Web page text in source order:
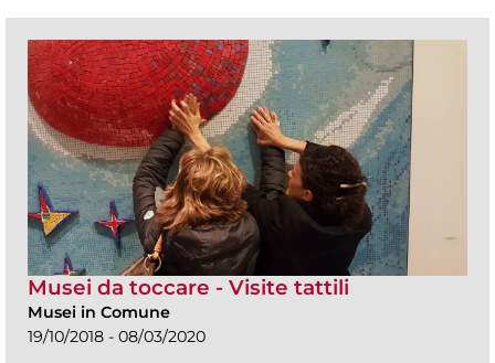
Musei da toccare - Visite tattili
Musei in Comune
19/10/2018 - 08/03/2020